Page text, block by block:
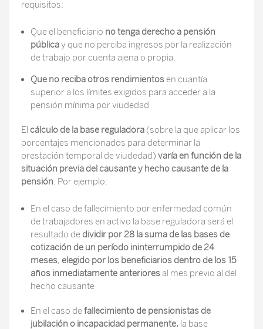
requisitos:
Que el beneficiario no tenga derecho a pensión
públicay que no perciba ingresos por la realización
de trabajo por cuenta ajena o propia.
Que no reciba otros rendimientos en cuantía
superior a los límites exigidos para acceder a la
pensión mínima por viudedad
El cálculo de la base reguladora (sobre la que aplicar los
porcentajes mencionados para determinar la
prestación temporal de viudedad) varía en función de la
situación previa del causante y hecho causante de la
pensión . Por ejemplo:
En el caso de fallecimiento por enfermedad común
de trabajadores en activo la base reguladora será el
resultado dedividir por 28 la suma de las bases de
cotización de un período ininterrumpido de 24
meses, elegido por los beneficiarios dentro de los 15
años inmediatamente anteriores al mes previo al del
hecho causante
En el caso defallecimiento de pensionistas de
jubilación o incapacidad permanente, la base